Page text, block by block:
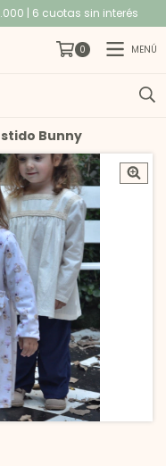
| 6 cuotas sin interés
0 MENÚ
Bunny